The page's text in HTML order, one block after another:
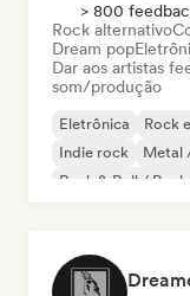
> 800
Rock alternativo
Dream pop
Dar aos artistas
som/produção
Eletrônica Rock
Indie rock
Metal
Rock & Roll / Rock